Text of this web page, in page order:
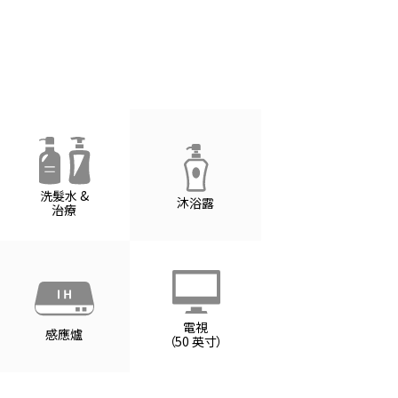
洗髮水 &
治療
沐浴露
感應爐
電視
（50 英寸）